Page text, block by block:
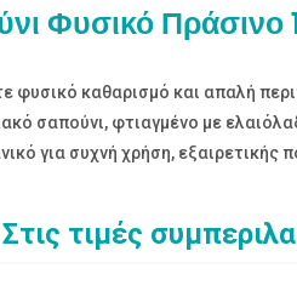
Φυσικό Πράσινο
φυσικό καθαρισμό και απαλή
σαπούνι, φτιαγμένο με
για συχνή χρήση, εξαιρετικής
Στις τιμές